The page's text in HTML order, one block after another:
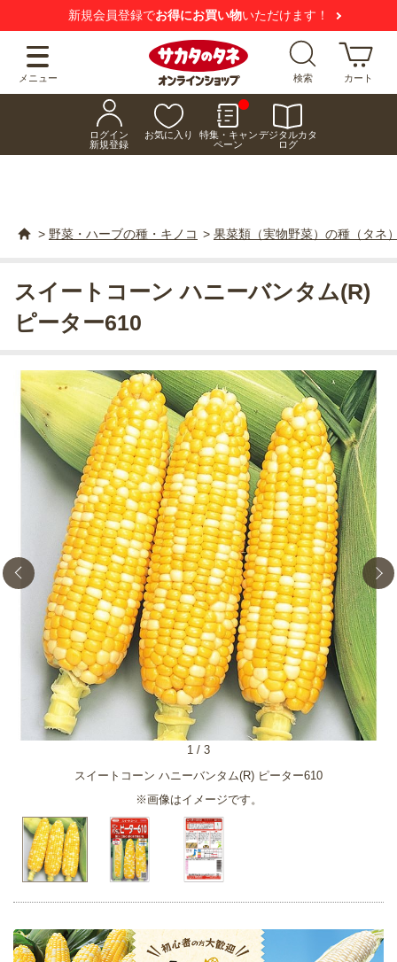
新規会員登録でお得にお買い物いただけます！
メニュー 検索 カート
ログイン
新規登録
お気に入り
特集・キャン
ペーン
デジタルカタ
ログ
> 野菜・ハーブの種・キノコ > 果菜類（実物野菜）の種（タネ
スイートコーン ハニーバンタム(R) ピーター610
※画像はイメージです。
1 / 3
スイートコーン ハニーバンタム(R)
ピーター610